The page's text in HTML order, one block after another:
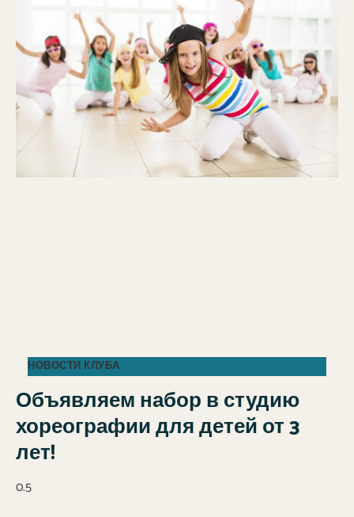
НОВОСТИ КЛУБА
Объявляем набор в студию
хореографии для детей от 3
лет!